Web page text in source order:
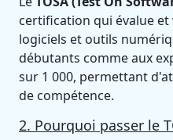
certification qui évalue
logiciels et outils
débutants comme aux
sur 1 000, permettant
de compétence.
2. Pourquoi passer le